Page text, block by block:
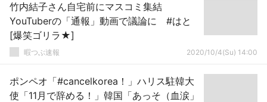
竹内結子さん自宅前にマスコミ集結
YouTuberの「通報」動画で議論に #はと
[爆笑ゴリラ★]
暇つぶ速報 2020/10/4(Su) 14:00
ポンペオ「#cancelkorea！」ハリス駐韓大
使「11月で辞める！」韓国「あっそ（血涙」